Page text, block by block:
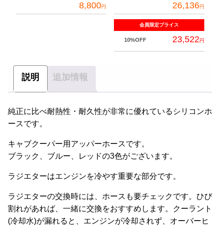
ー
あ
す。
オ
シ
ョ
ン
商
品
ペ
8,800円 26,136円
会員限定プライス
10%OFF 23,522円
説明 追加情報
純正に比べ耐熱性・耐久性が非常に優れているシリコンホ
ースです。
キャブクーパー用アッパーホースです。
ブラック、ブルー、レッドの3色がございます。
ラジエターはエンジンを冷やす重要な部分です。
ラジエターの交換時には、ホースも要チェックです。ひび
割れがあれば、一緒に交換をおすすめします。クーラント
(冷却水)が漏れると、エンジンが冷却されず、オーバーヒ